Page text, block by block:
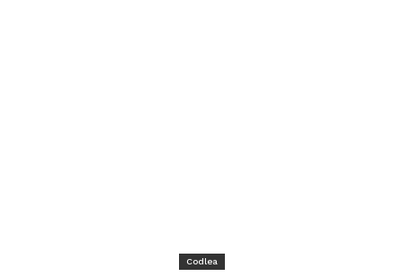
Codlea